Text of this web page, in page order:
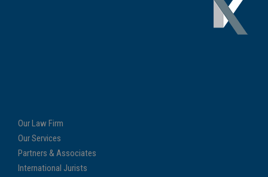
Our Law Firm
Our Services
Partners & Associates
International Jurists